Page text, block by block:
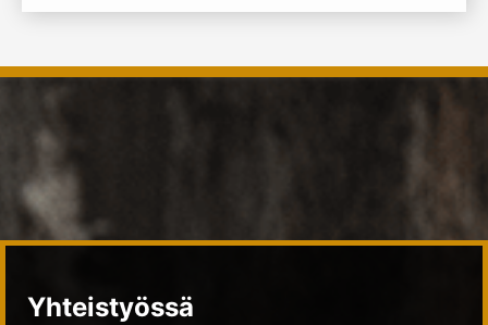
Yhteistyössä